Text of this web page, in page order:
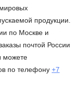
продукции.
по Москве и
почтой России
можете
по телефону +7